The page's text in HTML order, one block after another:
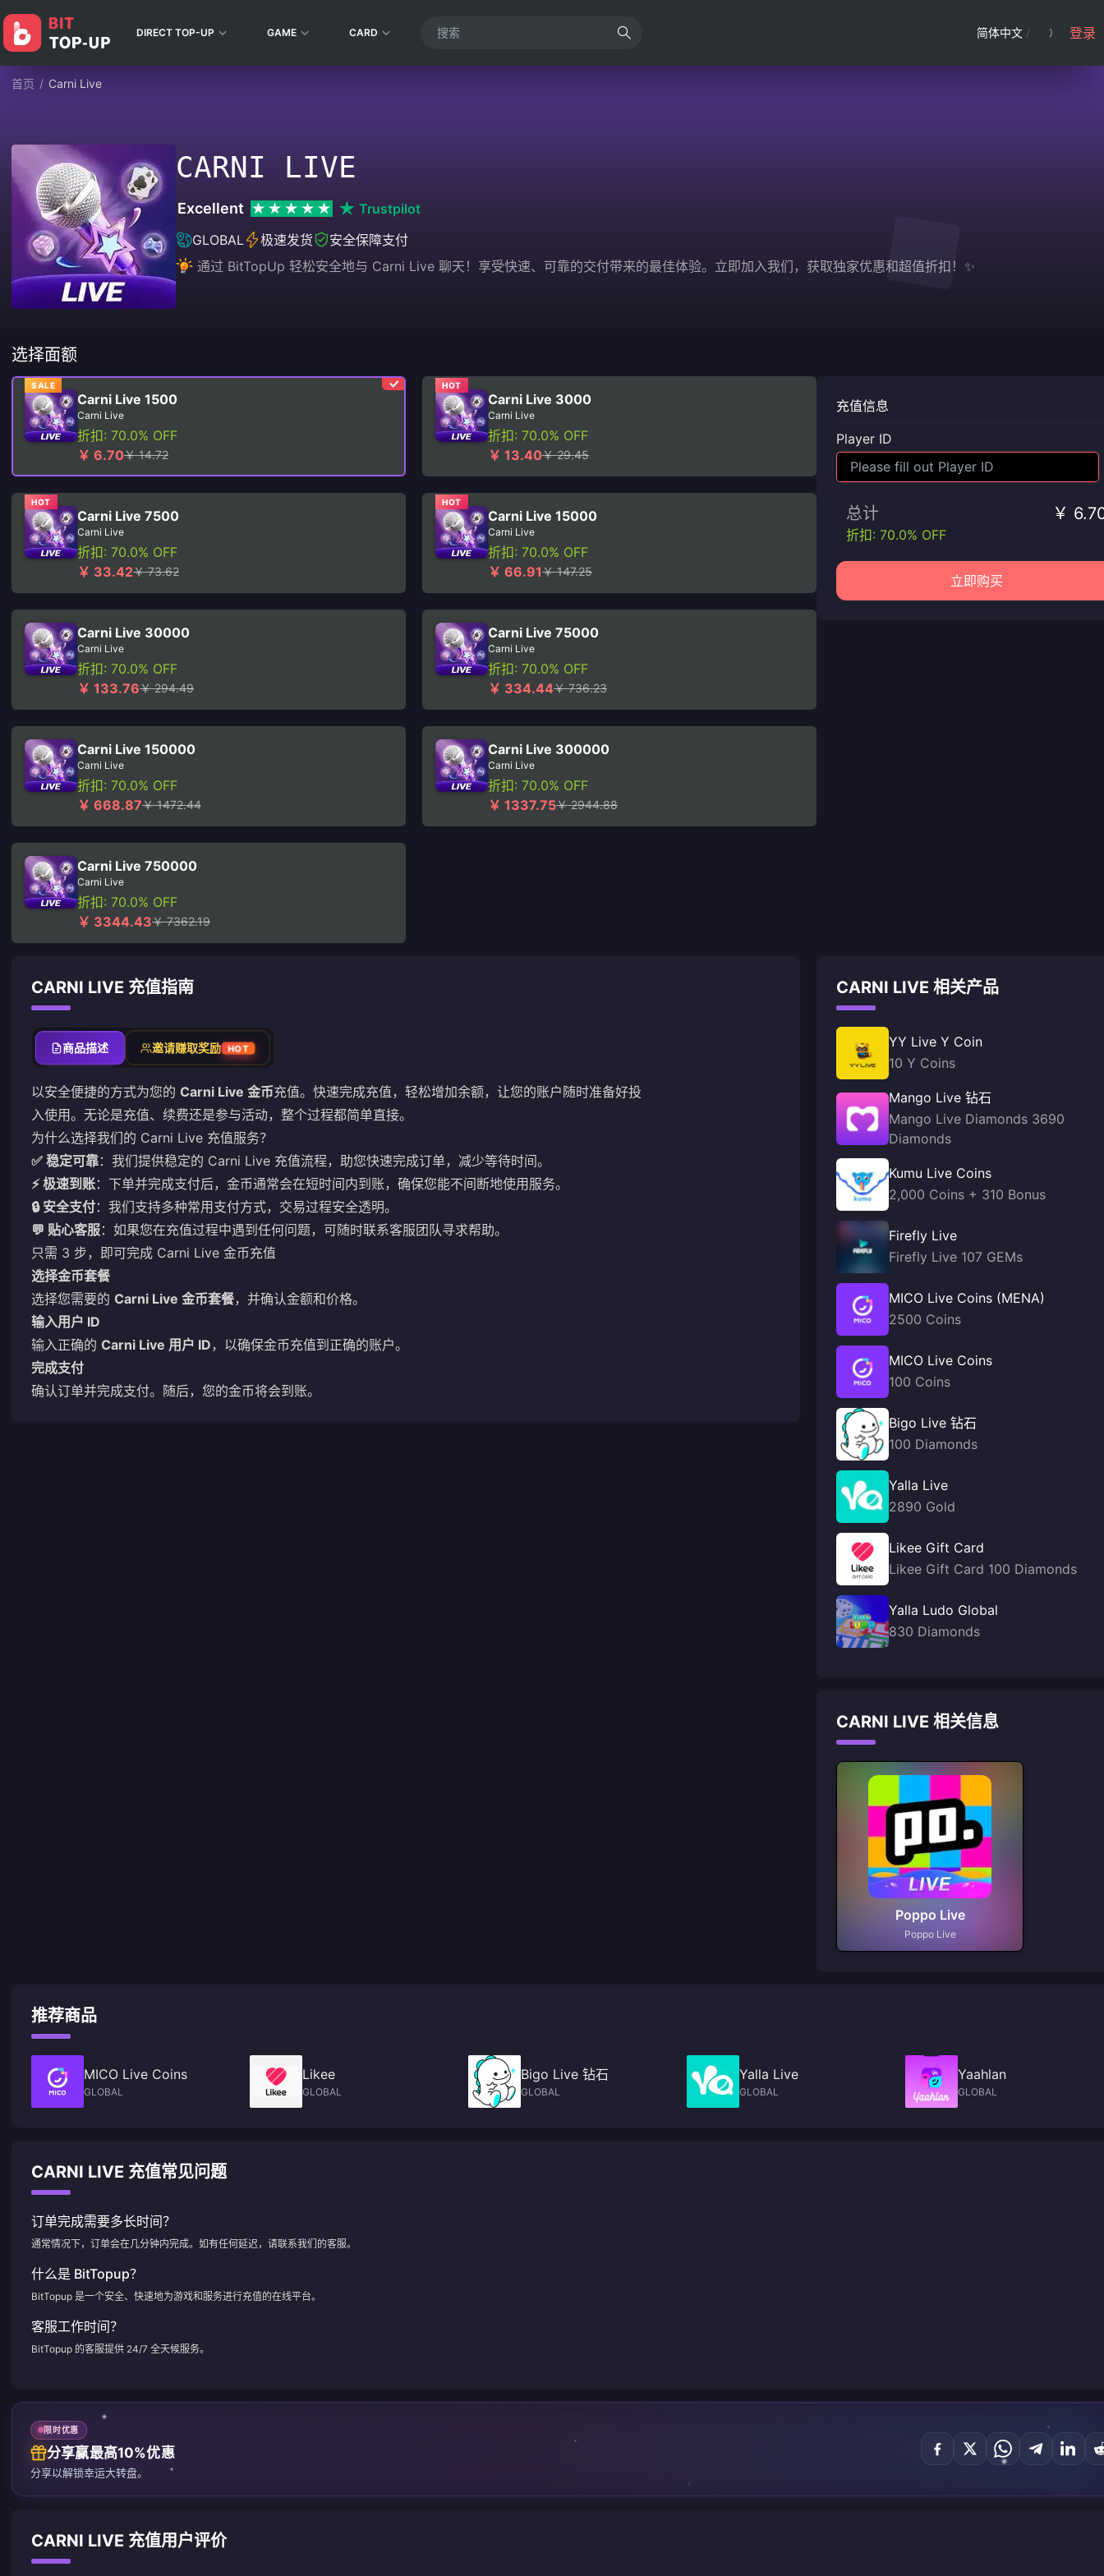
DIRECT TOP-UP GAME CARD 简体中文 / 登录
首页 / Carni Live
CARNI LIVE
Excellent
Trustpilot
GLOBAL
极速发货
安全保障支付
通过 BitTopUp 轻松安全地与 Carni Live 聊天！享受快速、可靠的交付带来的最佳体验。立即加入我们，获取独家优惠和超值折扣！✨
选择面额
SALE
Carni Live 1500
Carni Live
折扣: 70.0% OFF
￥ 6.70￥ 14.72
HOT
Carni Live 3000
Carni Live
折扣: 70.0% OFF
￥ 13.40￥ 29.45
HOT
Carni Live 7500
Carni Live
折扣: 70.0% OFF
￥ 33.42￥ 73.62
HOT
Carni Live 15000
Carni Live
折扣: 70.0% OFF
￥ 66.91￥ 147.25
Carni Live 30000
Carni Live
折扣: 70.0% OFF
￥ 133.76￥ 294.49
Carni Live 75000
Carni Live
折扣: 70.0% OFF
￥ 334.44￥ 736.23
Carni Live 150000
Carni Live
折扣: 70.0% OFF
￥ 668.87￥ 1472.44
Carni Live 300000
Carni Live
折扣: 70.0% OFF
￥ 1337.75￥ 2944.88
Carni Live 750000
Carni Live
折扣: 70.0% OFF
￥ 3344.43￥ 7362.19
充值信息
Player ID
总计 ￥
折扣: 70.0% OFF
立即购买
CARNI LIVE 充值指南
商品描述 邀请赚取奖励 HOT
以安全便捷的方式为您的 Carni Live 金币充值。快速完成充值，轻松增加余额，让您的账户随时准备好投
入使用。无论是充值、续费还是参与活动，整个过程都简单直接。
为什么选择我们的 Carni Live 充值服务？
✅ 稳定可靠：我们提供稳定的 Carni Live 充值流程，助您快速完成订单，减少等待时间。
⚡ 极速到账：下单并完成支付后，金币通常会在短时间内到账，确保您能不间断地使用服务。
🔒 安全支付：我们支持多种常用支付方式，交易过程安全透明。
💬 贴心客服：如果您在充值过程中遇到任何问题，可随时联系客服团队寻求帮助。
只需 3 步，即可完成 Carni Live 金币充值
选择金币套餐
选择您需要的 Carni Live 金币套餐，并确认金额和价格。
输入用户 ID
输入正确的 Carni Live 用户 ID，以确保金币充值到正确的账户。
完成支付
确认订单并完成支付。随后，您的金币将会到账。
CARNI LIVE 相关产品
YY Live Y Coin
10 Y Coins
Mango Live 钻石
Mango Live Diamonds 3690
Diamonds
Kumu Live Coins
2,000 Coins + 310 Bonus
Firefly Live
Firefly Live 107 GEMs
MICO Live Coins (MENA)
2500 Coins
MICO Live Coins
100 Coins
Bigo Live 钻石
100 Diamonds
Yalla Live
2890 Gold
Likee Gift Card
Likee Gift Card 100 Diamonds
Yalla Ludo Global
830 Diamonds
CARNI LIVE 相关信息
Poppo Live
Poppo Live
推荐商品
MICO Live Coins
GLOBAL
Likee
GLOBAL
Bigo Live 钻石
GLOBAL
Yalla Live
GLOBAL
Yaahlan
GLOBAL
CARNI LIVE 充值常见问题
订单完成需要多长时间？
通常情况下，订单会在几分钟内完成。如有任何延迟，请联系我们的客服。
什么是 BitTopup？
BitTopup 是一个安全、快速地为游戏和服务进行充值的在线平台。
客服工作时间？
BitTopup 的客服提供 24/7 全天候服务。
限时优惠
分享赢最高10%优惠
分享以解锁幸运大转盘。
CARNI LIVE 充值用户评价